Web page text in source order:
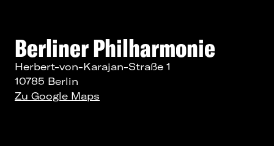
Berliner Philharmonie
Herbert-von-Karajan-Straße 1
10785 Berlin
Zu Google Maps